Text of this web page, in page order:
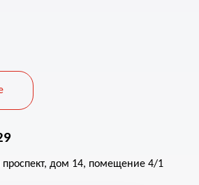
дом 14, помещение 4/1